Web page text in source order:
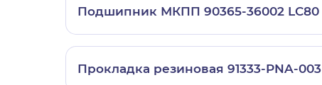
Подшипник МКПП 90365-36002 LC80
Прокладка резиновая 91333-PNA-003